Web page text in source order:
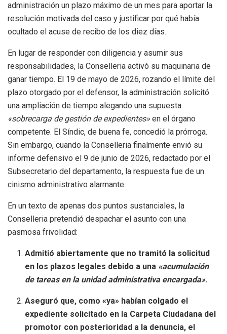
administración un plazo máximo de un mes para aportar la
resolución motivada del caso y justificar por qué había
ocultado el acuse de recibo de los diez días.
En lugar de responder con diligencia y asumir sus
responsabilidades, la Conselleria activó su maquinaria de
ganar tiempo. El 19 de mayo de 2026, rozando el límite del
plazo otorgado por el defensor, la administración solicitó
una ampliación de tiempo alegando una supuesta
«sobrecarga de gestión de expedientes» en el órgano
competente. El Síndic, de buena fe, concedió la prórroga.
Sin embargo, cuando la Conselleria finalmente envió su
informe defensivo el 9 de junio de 2026, redactado por el
Subsecretario del departamento, la respuesta fue de un
cinismo administrativo alarmante.
En un texto de apenas dos puntos sustanciales, la
Conselleria pretendió despachar el asunto con una
pasmosa frivolidad:
Admitió abiertamente que no tramitó la solicitud
en los plazos legales debido a una «acumulación
de tareas en la unidad administrativa encargada».
Aseguró que, como «ya» habían colgado el
expediente solicitado en la Carpeta Ciudadana del
promotor con posterioridad a la denuncia, el